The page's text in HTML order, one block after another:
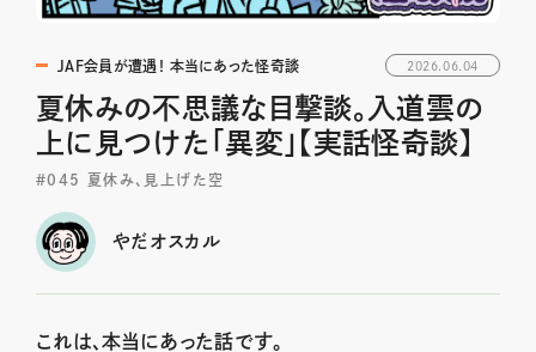
JAF会員が遭遇！ 本当にあった怪奇談 2026.06.04
夏休みの不思議な目撃談。入道雲の
上に見つけた「異変」【実話怪奇談】
＃045 夏休み、見上げた空
やだオスカル
これは、本当にあった話です。